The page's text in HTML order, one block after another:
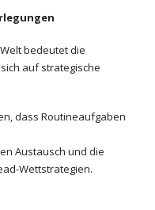
bedeutet die
auf strategische
dass Routineaufgaben
Austausch und die
Wettstrategien.